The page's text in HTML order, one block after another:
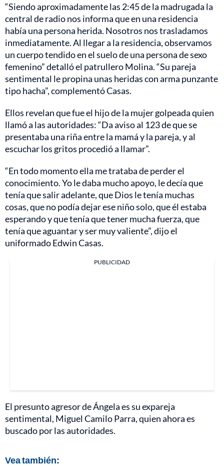
“Siendo aproximadamente las 2:45 de la madrugada la
central de radio nos informa que en una residencia
había una persona herida. Nosotros nos trasladamos
inmediatamente. Al llegar a la residencia, observamos
un cuerpo tendido en el suelo de una persona de sexo
femenino” detalló el patrullero Molina. “Su pareja
sentimental le propina unas heridas con arma punzante
tipo hacha”, complementó Casas.
Ellos revelan que fue el hijo de la mujer golpeada quien
llamó a las autoridades: “Da aviso al 123 de que se
presentaba una riña entre la mamá y la pareja, y al
escuchar los gritos procedió a llamar”.
“En todo momento ella me trataba de perder el
conocimiento. Yo le daba mucho apoyo, le decía que
tenía que salir adelante, que Dios le tenía muchas
cosas, que no podía dejar ese niño solo, que él estaba
esperando y que tenía que tener mucha fuerza, que
tenía que aguantar y ser muy valiente”, dijo el
uniformado Edwin Casas.
PUBLICIDAD
El presunto agresor de Ángela es su expareja
sentimental, Miguel Camilo Parra, quien ahora es
buscado por las autoridades.
Vea también: